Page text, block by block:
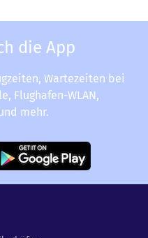
die App
Wartezeiten bei
Flughafen-WLAN,
mehr.